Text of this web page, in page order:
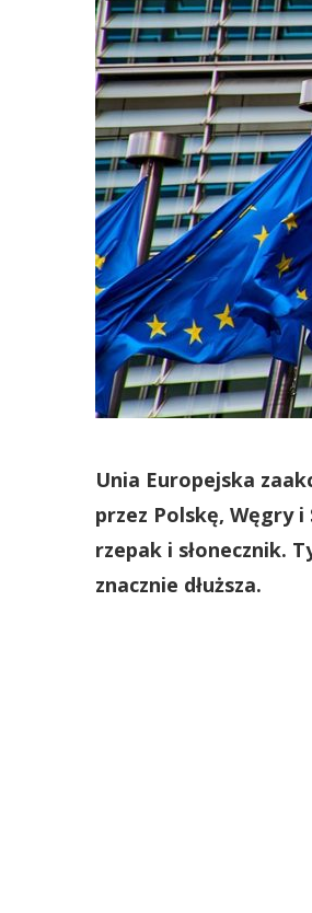
Unia Europejska
przez Polskę, Węgry
rzepak i słonecznik.
znacznie dłuższa.